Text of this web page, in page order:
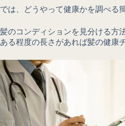
では、どうやって健康かを調べる
髪のコンディションを見分ける方
ある程度の長さがあれば髪の健康